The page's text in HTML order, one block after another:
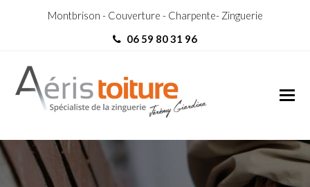
Montbrison - Couverture - Charpente- Zinguerie
06 59 80 31 96
Couvreur Zingueur Oullins